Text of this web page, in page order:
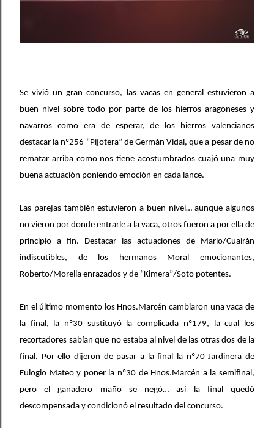
Se vivió un gran concurso, las vacas en general estuvieron a
buen nivel sobre todo por parte de los hierros aragoneses y
navarros como era de esperar, de los hierros valencianos
destacar la nº256 “Pijotera” de Germán Vidal, que a pesar de no
rematar arriba como nos tiene acostumbrados cuajó una muy
buena actuación poniendo emoción en cada lance.
Las parejas también estuvieron a buen nivel… aunque algunos
no vieron por donde entrarle a la vaca, otros fueron a por ella de
principio a fin. Destacar las actuaciones de Mario/Cuairán
indiscutibles, de los hermanos Moral emocionantes,
Roberto/Morella enrazados y de “Kimera”/Soto potentes.
En el último momento los Hnos.Marcén cambiaron una vaca de
la final, la nº30 sustituyó la complicada nº179, la cual los
recortadores sabían que no estaba al nivel de las otras dos de la
final. Por ello dijeron de pasar a la final la nº70 Jardinera de
Eulogio Mateo y poner la nº30 de Hnos.Marcén a la semifinal,
pero el ganadero maño se negó… así la final quedó
descompensada y condicionó el resultado del concurso.